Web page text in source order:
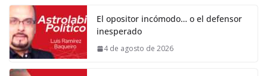
El opositor incómodo… o el defensor
inesperado
4 de agosto de 2026